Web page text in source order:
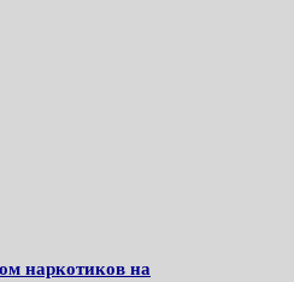
наркотиков на